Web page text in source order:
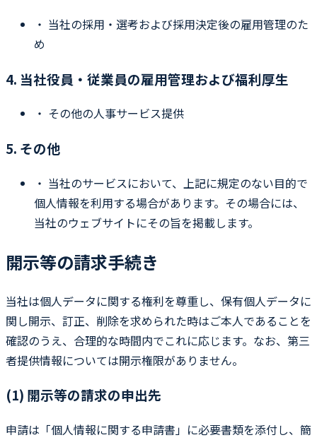
・ 当社の採用・選考および採用決定後の雇用管理のた
め
4. 当社役員・従業員の雇用管理および福利厚生
・ その他の人事サービス提供
5. その他
・ 当社のサービスにおいて、上記に規定のない目的で
個人情報を利用する場合があります。その場合には、
当社のウェブサイトにその旨を掲載します。
開示等の請求手続き
当社は個人データに関する権利を尊重し、保有個人データに
関し開示、訂正、削除を求められた時はご本人であることを
確認のうえ、合理的な時間内でこれに応じます。なお、第三
者提供情報については開示権限がありません。
(1) 開示等の請求の申出先
申請は「個人情報に関する申請書」に必要書類を添付し、簡